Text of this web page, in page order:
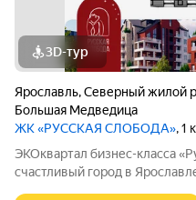
3D-тур
Ярославль,Северный жилой
Большая Медведица
ЖК «РУССКАЯ СЛОБОДА», 1
ЭКОквартал бизнес-класса
счастливый город в